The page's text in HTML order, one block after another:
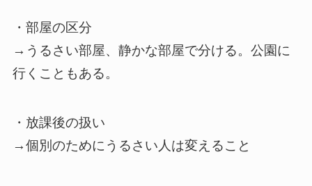
・部屋の区分
→うるさい部屋、静かな部屋で分ける。公園に
行くこともある。
・放課後の扱い
→個別のためにうるさい人は変えること